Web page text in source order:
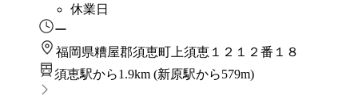
休業日
ー
福岡県糟屋郡須恵町上須恵１２１２番１８
須恵駅から1.9km (新原駅から579m)